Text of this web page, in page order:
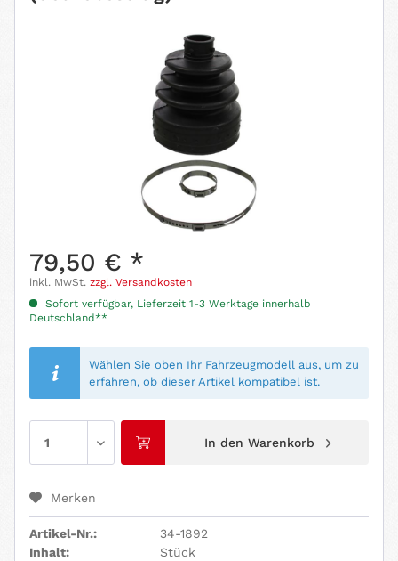
79,50 € *
inkl. MwSt. zzgl. Versandkosten
Sofort verfügbar, Lieferzeit 1-3 Werktage innerhalb
Deutschland**
Wählen Sie oben Ihr Fahrzeugmodell aus, um zu
erfahren, ob dieser Artikel kompatibel ist.
In den Warenkorb
Merken
Artikel-Nr.:
34-1892
Inhalt:
Stück